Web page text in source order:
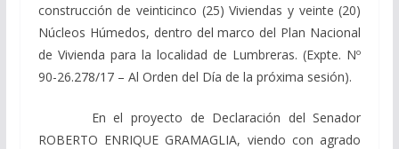
construcción de veinticinco (25) Viviendas y veinte (20)
Núcleos Húmedos, dentro del marco del Plan Nacional
de Vivienda para la localidad de Lumbreras. (Expte. Nº
90-26.278/17 – Al Orden del Día de la próxima sesión).
En el proyecto de Declaración del Senador
ROBERTO ENRIQUE GRAMAGLIA, viendo con agrado